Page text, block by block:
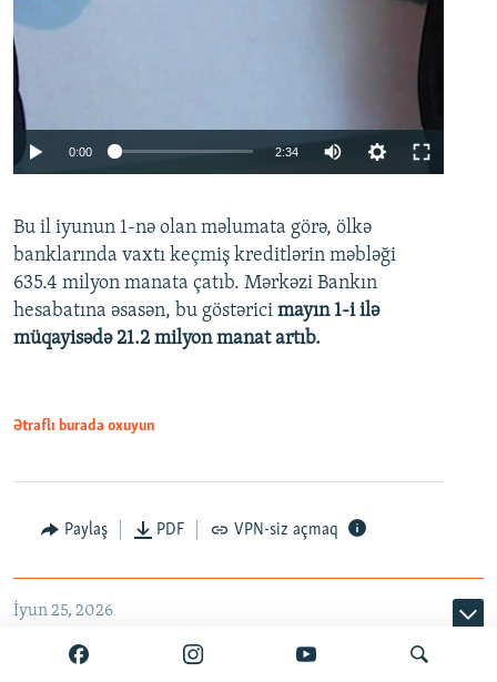
Auto 240p 360p 480p
720p 1080p
0:00 2:34
360p
480p
720p
Bu il iyunun 1-nə olan məlumata görə, ölkə
banklarında vaxtı keçmiş kreditlərin məbləği
635.4 milyon manata çatıb. Mərkəzi Bankın
hesabatına əsasən, bu göstərici mayın 1-i ilə
müqayisədə 21.2 milyon manat artıb.
Ətraflı burada oxuyun
Paylaş PDF VPN-siz açmaq
İyun 25, 2026
ABB kartlardakı texniki